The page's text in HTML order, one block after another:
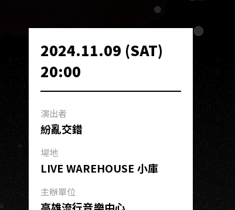
2024.11.09 (SAT)
20:00
演出者
紛亂交錯
場地
LIVE WAREHOUSE 小庫
主辦單位